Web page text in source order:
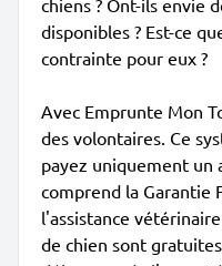
chiens ? Ont-ils envie
disponibles ? Est-ce
contrainte pour eux ?
Avec Emprunte Mon
des volontaires. Ce
payez uniquement un
comprend la Garantie
l'assistance
de chien sont